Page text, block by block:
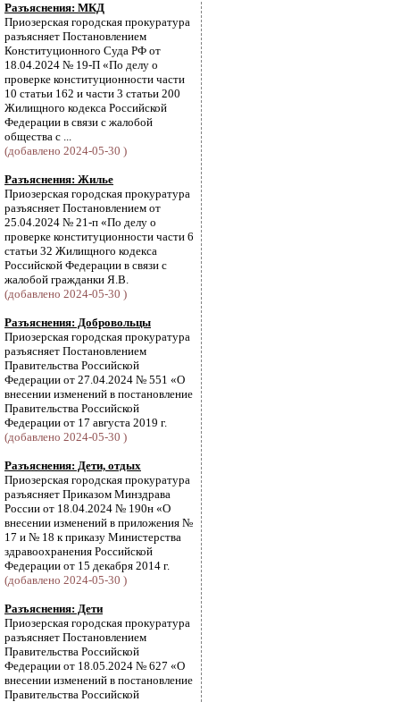
Разъяснения: МКД
Приозерская городская прокуратура
разъясняет Постановлением
Конституционного Суда РФ от
18.04.2024 № 19-П «По делу о
проверке конституционности части
10 статьи 162 и части 3 статьи 200
Жилищного кодекса Российской
Федерации в связи с жалобой
общества с ...
(добавлено 2024-05-30 )
Разъяснения: Жилье
Приозерская городская прокуратура
разъясняет Постановлением от
25.04.2024 № 21-п «По делу о
проверке конституционности части 6
статьи 32 Жилищного кодекса
Российской Федерации в связи с
жалобой гражданки Я.В.
(добавлено 2024-05-30 )
Разъяснения: Добровольцы
Приозерская городская прокуратура
разъясняет Постановлением
Правительства Российской
Федерации от 27.04.2024 № 551 «О
внесении изменений в постановление
Правительства Российской
Федерации от 17 августа 2019 г.
(добавлено 2024-05-30 )
Разъяснения: Дети, отдых
Приозерская городская прокуратура
разъясняет Приказом Минздрава
России от 18.04.2024 № 190н «О
внесении изменений в приложения №
17 и № 18 к приказу Министерства
здравоохранения Российской
Федерации от 15 декабря 2014 г.
(добавлено 2024-05-30 )
Разъяснения: Дети
Приозерская городская прокуратура
разъясняет Постановлением
Правительства Российской
Федерации от 18.05.2024 № 627 «О
внесении изменений в постановление
Правительства Российской